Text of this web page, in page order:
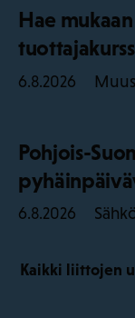
Hae mukaan
6.8.2026
Pohjois-
6.8.2026
Kaikki liittojen